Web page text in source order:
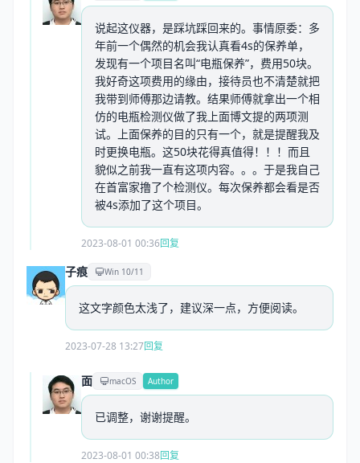
说起这仪器，是踩坑踩回来的。事情原委：多
年前一个偶然的机会我认真看4s的保养单，
发现有一个项目名叫“电瓶保养”，费用50块。
我好奇这项费用的缘由，接待员也不清楚就把
我带到师傅那边请教。结果师傅就拿出一个相
仿的电瓶检测仪做了我上面博文提的两项测
试。上面保养的目的只有一个，就是提醒我及
时更换电瓶。这50块花得真值得！！！而且
貌似之前我一直有这项内容。。。于是我自己
在首富家撸了个检测仪。每次保养都会看是否
被4s添加了这个项目。
2023-08-01 00:36回复
子痕 Win 10/11
这文字颜色太浅了，建议深一点，方便阅读。
2023-07-28 13:27回复
面 macOS Author
已调整，谢谢提醒。
2023-08-01 00:38回复